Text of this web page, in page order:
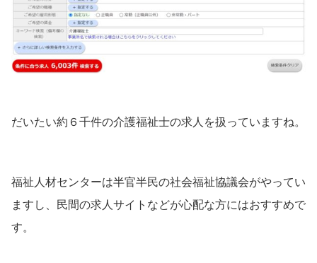
だいたい約６千件の介護福祉士の求人を扱っていますね。
福祉人材センターは半官半民の社会福祉協議会がやってい
ますし、民間の求人サイトなどが心配な方にはおすすめで
す。